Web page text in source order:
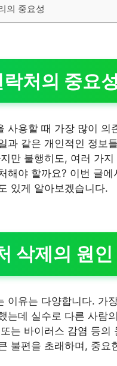
의 중요성
처의 중요성
사용할 때 가장 많이
과 같은 개인적인 정보
만 불행히도, 여러 가
해야 할까요? 이번 글
있게 알아보겠습니다.
삭제의 원인
이유는 다양합니다. 가
는데 실수로 다른 사람
는 바이러스 감염 등
불편을 초래하며, 중요